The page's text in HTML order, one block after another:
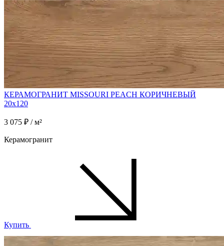
КЕРАМОГРАНИТ MISSOURI PEACH КОРИЧНЕВЫЙ
20x120
3 075 ₽ / м²
Керамогранит
Купить